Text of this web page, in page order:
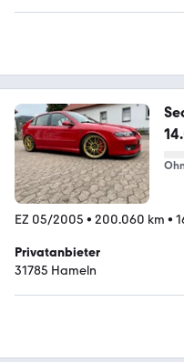
EZ 05/2005 • 200.060 km •
Privatanbieter
31785 Hameln